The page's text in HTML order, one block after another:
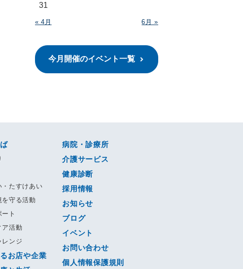
« 4月 6月 »
31
今月開催のイベント一覧
・たすけあい
守る活動
ト
ア活動
レンジ
お店や企業
病院・診療所
介護サービス
健康診断
採用情報
お知らせ
ブログ
イベント
お問い合わせ
個人情報保護規則